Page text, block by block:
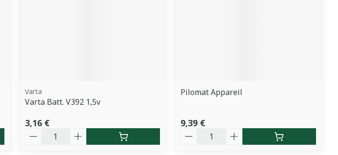
Varta
Varta Batt. V392 1,5v
3,16 €
Quantité
Pilomat Appareil
9,39 €
Quantité